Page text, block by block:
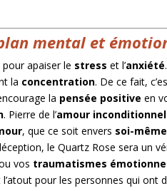
mental et
apaiser le stress et l’anxiété
la concentration. De ce fait,
la pensée positive en
. Pierre de l’amour inconditionnel
, que ce soit envers soi-même
le Quartz Rose sera un
vos traumatismes
pour les personnes qui ont